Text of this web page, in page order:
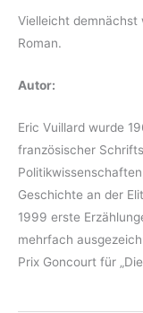
Vielleicht demnächst
Roman.
Autor:
Eric Vuillard wurde
französischer
Geschichte an der
1999 erste
mehrfach
Prix Goncourt für